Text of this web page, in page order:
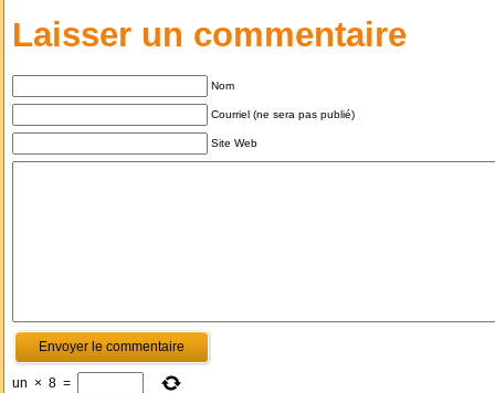
Laisser un commentaire
Nom
Courriel (ne sera pas publié)
Site Web
un × 8 =